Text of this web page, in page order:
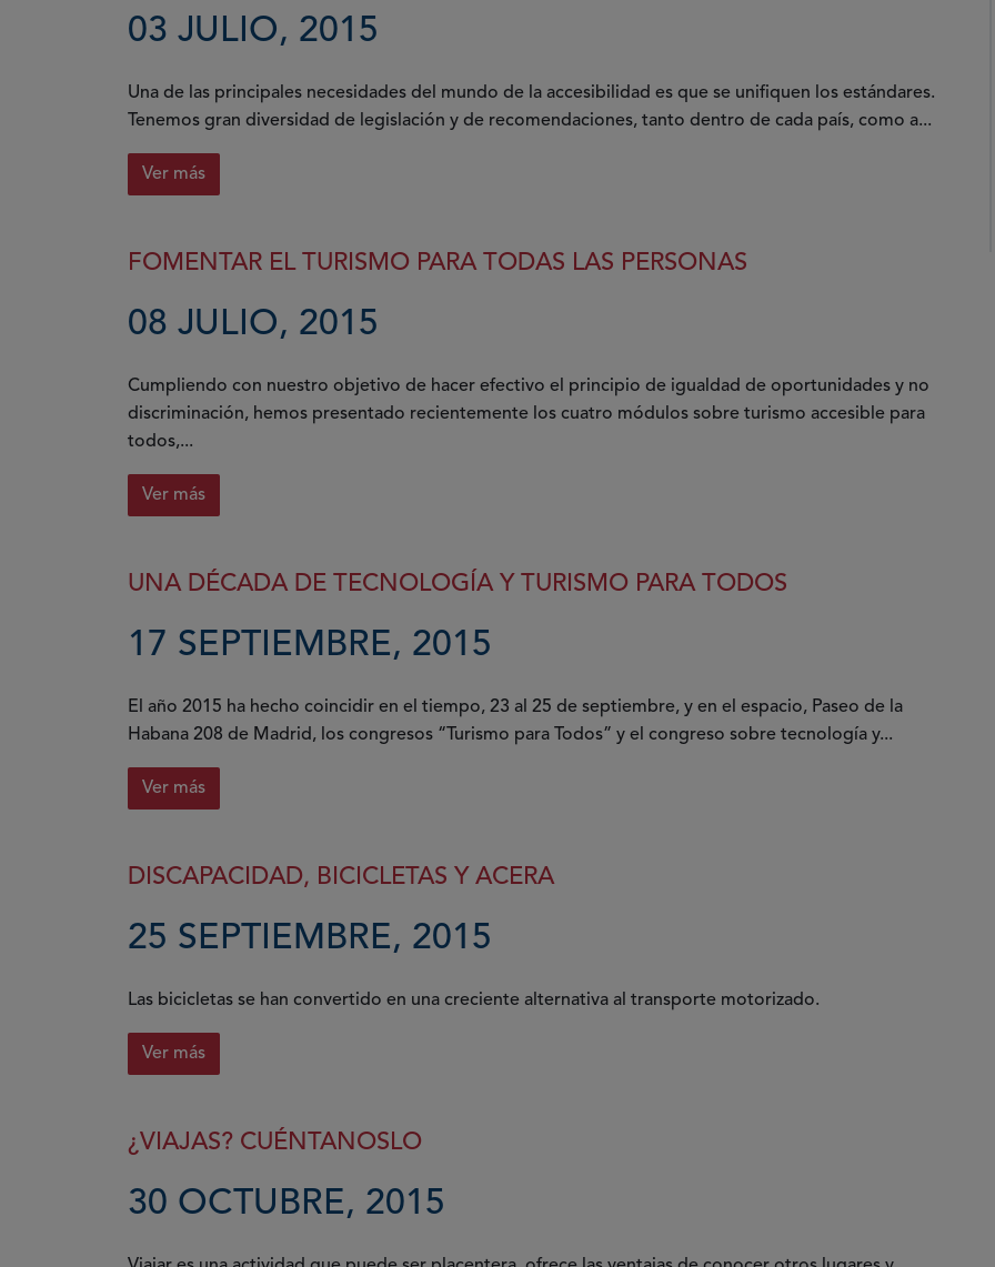
03 JULIO, 2015
Una de las principales necesidades del mundo de la accesibilidad es que se unifiquen los estándares.
Tenemos gran diversidad de legislación y de recomendaciones, tanto dentro de cada país, como a...
Ver más
FOMENTAR EL TURISMO PARA TODAS LAS PERSONAS
08 JULIO, 2015
Cumpliendo con nuestro objetivo de hacer efectivo el principio de igualdad de oportunidades y no
discriminación, hemos presentado recientemente los cuatro módulos sobre turismo accesible para
todos,...
Ver más
UNA DÉCADA DE TECNOLOGÍA Y TURISMO PARA TODOS
17 SEPTIEMBRE, 2015
El año 2015 ha hecho coincidir en el tiempo, 23 al 25 de septiembre, y en el espacio, Paseo de la
Habana 208 de Madrid, los congresos “Turismo para Todos” y el congreso sobre tecnología y...
Ver más
DISCAPACIDAD, BICICLETAS Y ACERA
25 SEPTIEMBRE, 2015
Las bicicletas se han convertido en una creciente alternativa al transporte motorizado.
Ver más
¿VIAJAS? CUÉNTANOSLO
30 OCTUBRE, 2015